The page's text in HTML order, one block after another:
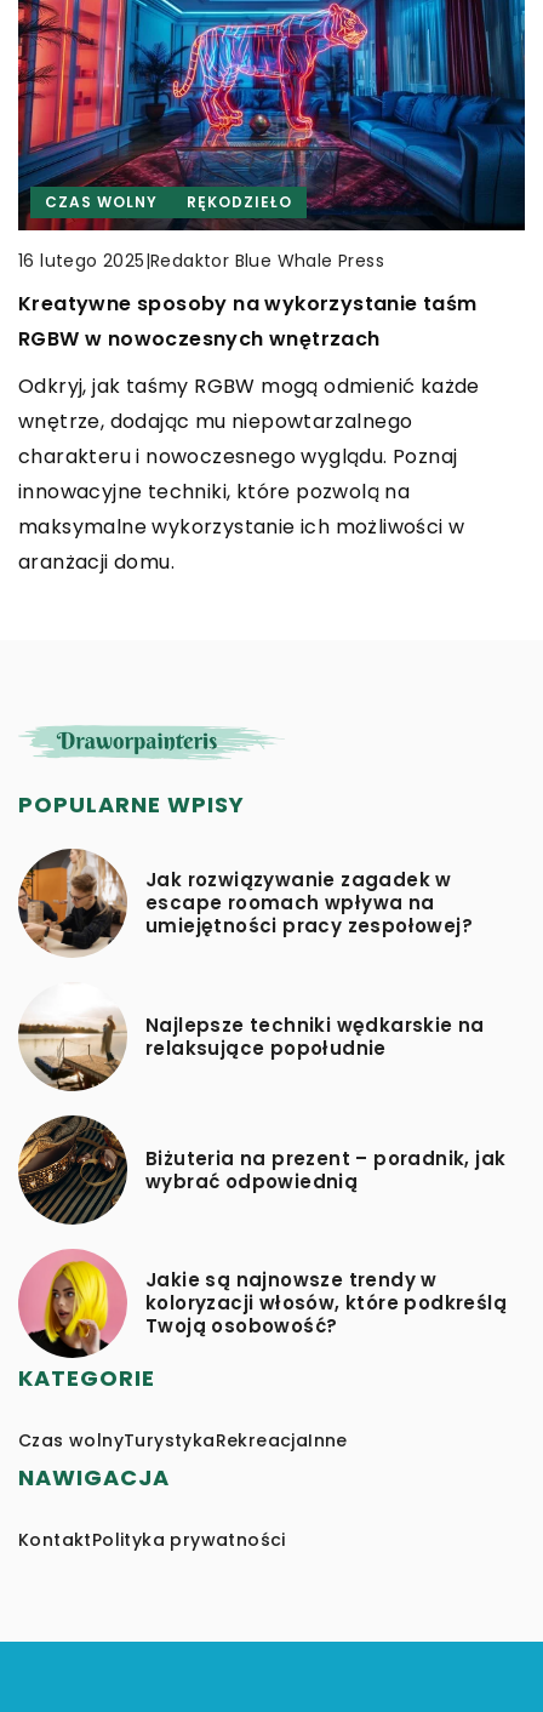
CZAS WOLNY INNE
17 maja 2025|Redaktor Blue Whale Press
Jakie znaczenie ma personalizacja prezentów
na wyjątkowe okazje?
Odkryj, dlaczego personalizacja może podkreślić
wyjątkowość prezentów i dodać im
emocjonalnego znaczenia. Poznaj zalety
dostosowywania podarunków do gustów
obdarowywanej osoby.
CZAS WOLNY RĘKODZIEŁO
16 lutego 2025|Redaktor Blue Whale Press
Kreatywne sposoby na wykorzystanie taśm
RGBW w nowoczesnych wnętrzach
Odkryj, jak taśmy RGBW mogą odmienić każde
wnętrze, dodając mu niepowtarzalnego
charakteru i nowoczesnego wyglądu. Poznaj
innowacyjne techniki, które pozwolą na
maksymalne wykorzystanie ich możliwości w
aranżacji domu.
REKREACJA
3 maja 2026|Redaktor Blue Whale Press
Korzyści płynące z regularnego stosowania
kreatyny w treningu siłowym
Odkryj, jak regularne stosowanie kreatyny może
wspierać Twoje cele treningu siłowego, zwiększać
wytrzymałość i przyspieszać regenerację mięśni.
POPULARNE WPISY
Jak rozwiązywanie zagadek w
escape roomach wpływa na
umiejętności pracy zespołowej?
Najlepsze techniki wędkarskie na
relaksujące popołudnie
Biżuteria na prezent – poradnik, jak
wybrać odpowiednią
Jakie są najnowsze trendy w
koloryzacji włosów, które podkreślą
Twoją osobowość?
KATEGORIE
Czas wolnyTurystykaRekreacjaInne
NAWIGACJA
KontaktPolityka prywatności